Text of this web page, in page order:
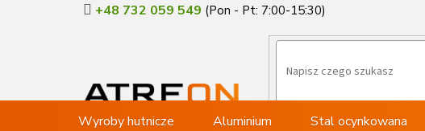
+48 732 059 549
Wyroby hutnicze Aluminium Stal ocynkowana